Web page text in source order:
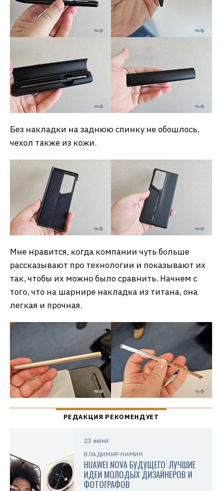
Без накладки на заднюю спинку не обошлось,
чехол также из кожи.
Мне нравится, когда компании чуть больше
рассказывают про технологии и показывают их
так, чтобы их можно было сравнить. Начнем с
того, что на шарнире накладка из титана, она
легкая и прочная.
23 июня
ВЛАДИМИР НИМИН
HUAWEI NOVA БУДУЩЕГО: ЛУЧШИЕ
ИДЕИ МОЛОДЫХ ДИЗАЙНЕРОВ И
ФОТОГРАФОВ